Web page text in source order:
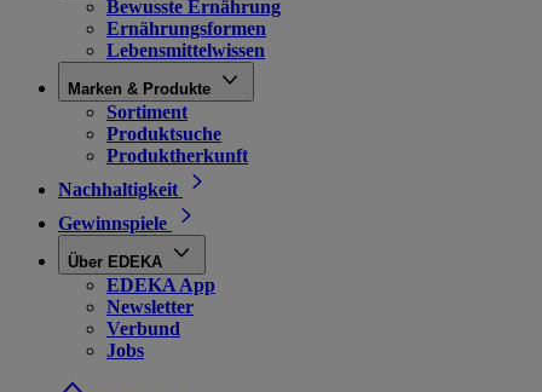
Bewusste Ernährung
Ernährungsformen
Lebensmittelwissen
Marken & Produkte
Sortiment
Produktsuche
Produktherkunft
Nachhaltigkeit
Gewinnspiele
Über EDEKA
EDEKA App
Newsletter
Verbund
Jobs